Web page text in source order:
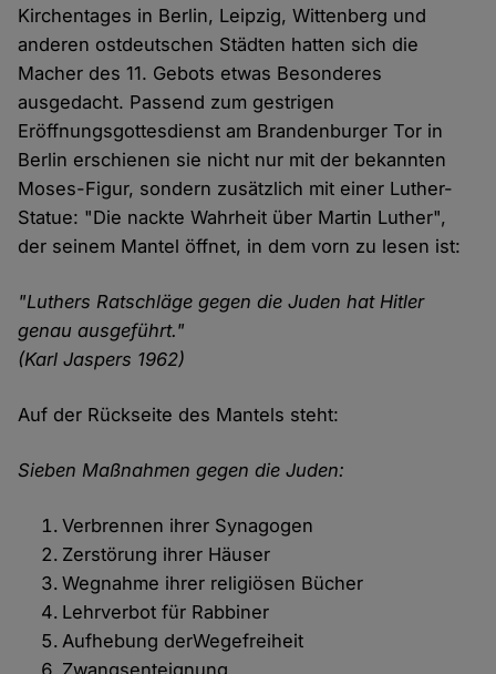
Kirchentages in Berlin, Leipzig, Wittenberg und
anderen ostdeutschen Städten hatten sich die
Macher des 11. Gebots etwas Besonderes
ausgedacht. Passend zum gestrigen
Eröffnungsgottesdienst am Brandenburger Tor in
Berlin erschienen sie nicht nur mit der bekannten
Moses-Figur, sondern zusätzlich mit einer Luther-
Statue: "Die nackte Wahrheit über Martin Luther",
der seinem Mantel öffnet, in dem vorn zu lesen ist:
"Luthers Ratschläge gegen die Juden hat Hitler
genau ausgeführt."
(Karl Jaspers 1962)
Auf der Rückseite des Mantels steht:
Sieben Maßnahmen gegen die Juden:
Verbrennen ihrer Synagogen
Zerstörung ihrer Häuser
Wegnahme ihrer religiösen Bücher
Lehrverbot für Rabbiner
Aufhebung derWegefreiheit